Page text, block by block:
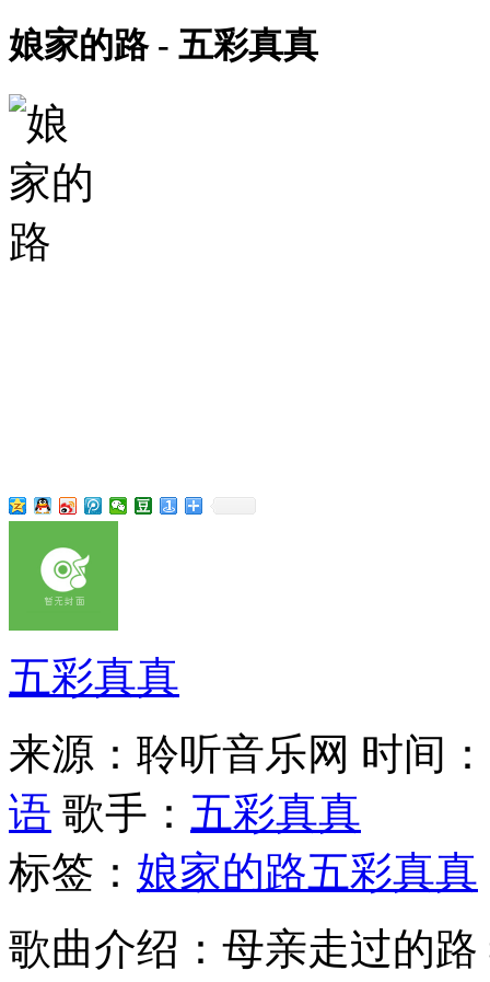
娘家的路 - 五彩真真
五彩真真
来源：聆听音乐网 时间
语 歌手： 五彩真真
标签： 娘家的路五彩真真
歌曲介绍：母亲走过的